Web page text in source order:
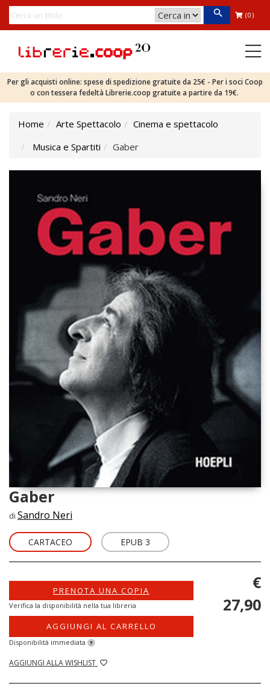
(0)
Per gli acquisti online: spese di spedizione gratuite da 25€ - Per i soci Coop
o con tessera fedeltà Librerie.coop gratuite a partire da 19€.
Home Arte Spettacolo
Cinema e spettacolo
Musica e Spartiti
Gaber
Gaber
di Sandro Neri
CARTACEO EPUB 3
PRENOTA UNA COPIA
Verifica la disponibilità nella tua libreria
AGGIUNGI AL CARRELLO
Disponibilità immediata ?
AGGIUNGI ALLA WISHLIST
€
27,90